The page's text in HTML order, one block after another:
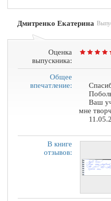
Дмитренко Екатерина
Оценка
выпускника:
Общее
впечатление:
Ваш
мне
В книге
отзывов: